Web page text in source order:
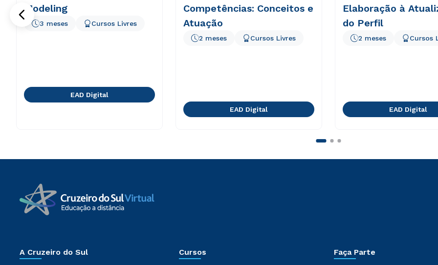
Modeling
3 meses Cursos Livres
EAD Digital
Competências: Conceitos e
Atuação
2 meses Cursos Livres
EAD Digital
Elaboração à
do Perfil
2 meses Cursos
EAD Digital
A Cruzeiro do Sul Cursos Faça Parte